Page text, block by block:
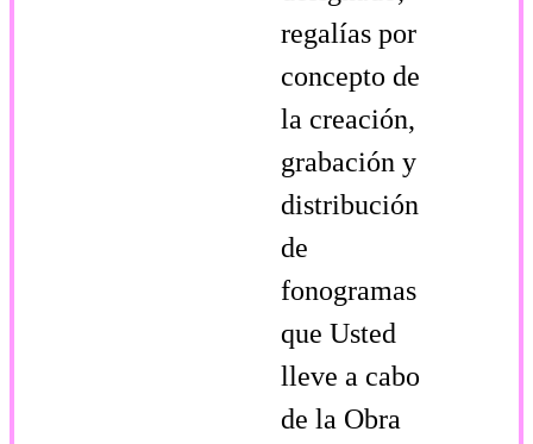
regalías por
concepto de
la creación,
grabación y
distribución
de
fonogramas
que Usted
lleve a cabo
de la Obra